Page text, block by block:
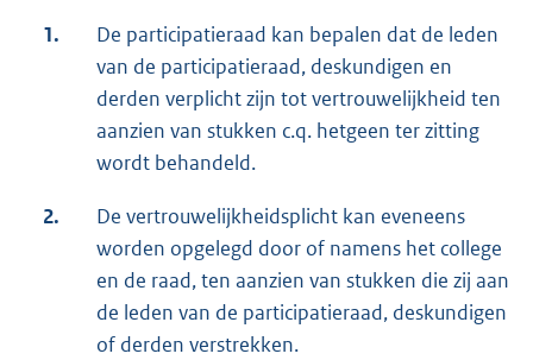
1.
De participatieraad kan bepalen dat de leden
van de participatieraad, deskundigen en
derden verplicht zijn tot vertrouwelijkheid ten
aanzien van stukken c.q. hetgeen ter zitting
wordt behandeld.
2.
De vertrouwelijkheidsplicht kan eveneens
worden opgelegd door of namens het college
en de raad, ten aanzien van stukken die zij aan
de leden van de participatieraad, deskundigen
of derden verstrekken.